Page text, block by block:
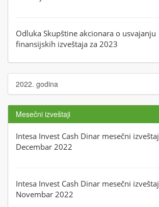
Odluka Skupštine akcionara o usvajanju
finansijskih izveštaja za 2023
2022. godina
Mesečni izveštaji
Intesa Invest Cash Dinar mesečni izveštaj
Decembar 2022
Intesa Invest Cash Dinar mesečni izveštaj
Novembar 2022